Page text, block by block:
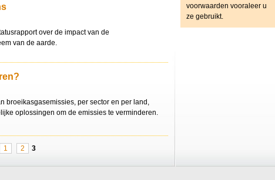
over de impact van de
van de aarde.
broeikasgasemissies, per sector en per land,
oplossingen om de emissies te verminderen.
1 2 3
voorwaarden vooraleer u
ze gebruikt.